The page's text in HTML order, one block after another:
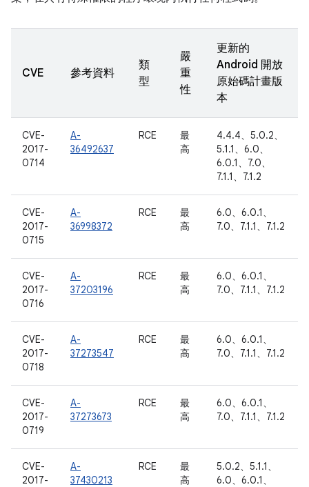
CVE 參考資料
類
型
嚴
重
性
更新的
Android 開放
原始碼計畫版
本
CVE-
2017-
0714
A-
36492637
RCE
最
高
4.4.4、5.0.2、
5.1.1、6.0、
6.0.1、7.0、
7.1.1、7.1.2
CVE-
2017-
0715
A-
36998372
RCE
最
高
6.0、6.0.1、
7.0、7.1.1、7.1.2
CVE-
2017-
0716
A-
37203196
RCE
最
高
6.0、6.0.1、
7.0、7.1.1、7.1.2
CVE-
2017-
0718
A-
37273547
RCE
最
高
6.0、6.0.1、
7.0、7.1.1、7.1.2
CVE-
2017-
0719
A-
37273673
RCE
最
高
6.0、6.0.1、
7.0、7.1.1、7.1.2
CVE-
2017-
A-
37430213
RCE
最
高
5.0.2、5.1.1、
6.0、6.0.1、